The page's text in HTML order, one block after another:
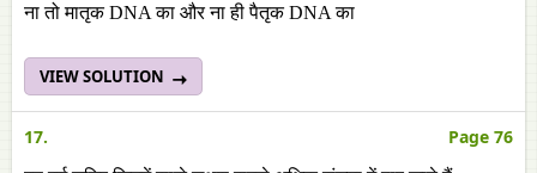
ना तो मातृक DNA का और ना ही पैतृक DNA का
VIEW SOLUTION
17. Page 76